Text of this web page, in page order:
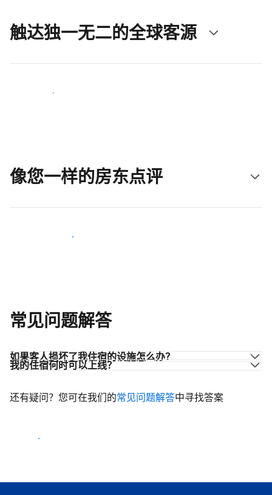
触达独一无二的全球客源
立即触达新客人
像您一样的房东点评
加入和您类似的房东行类
常见问题解答
如果客人损坏了我住宿的设施怎么办？
我的住宿何时可以上线？
还有疑问？您可在我们的常见问题解答中寻找答案
开始迎客